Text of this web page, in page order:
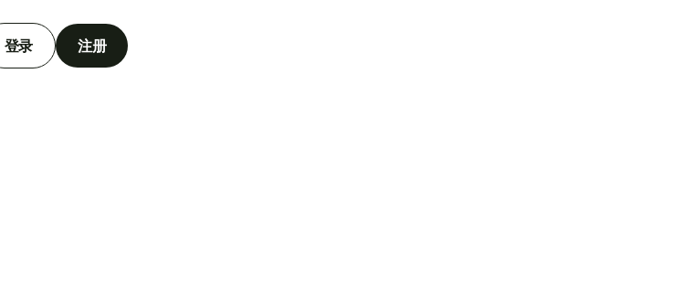
登录 注册